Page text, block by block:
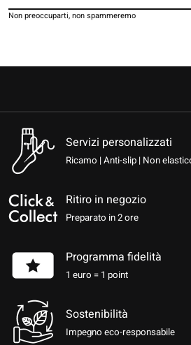
Non preoccuparti, non spammeremo
Servizi personalizzati
Ricamo | Anti-slip | Non
Ritiro in negozio
Preparato in 2 ore
Programma fidelità
1 euro = 1 point
Sostenibilità
Impegno eco-responsabile